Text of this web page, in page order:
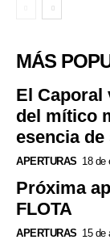
MÁS
El Caporal
del mítico
esencia
APERTURAS 18 de
Próxima
FLOTA
APERTURAS 15 de